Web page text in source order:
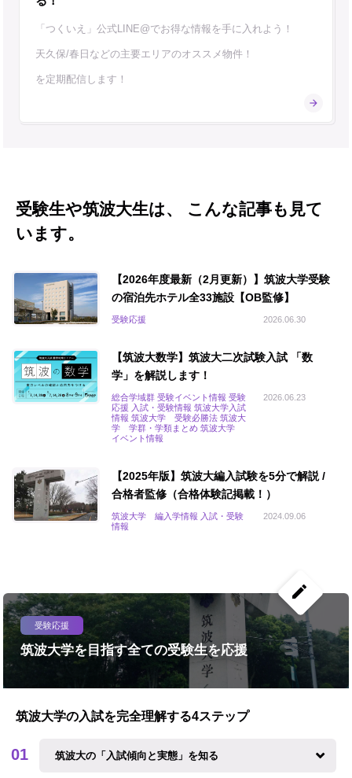
「つくいえ」公式LINE@でお得な情報を手に入れよう！
天久保/春日などの主要エリアのオススメ物件！
を定期配信します！
受験生や筑波大生は、 こんな記事も見て
います。
【2026年度最新（2月更新）】筑波大学受験
の宿泊先ホテル全33施設【OB監修】
2026.06.30
受験応援
【筑波大数学】筑波大二次試験入試 「数
学」を解説します！
2026.06.23
総合学域群 受験イベント情報 受験
応援 入試・受験情報 筑波大学入試
情報 筑波大学 受験必勝法 筑波大
学 学群・学類まとめ 筑波大学
イベント情報
【2025年版】筑波大編入試験を5分で解説 /
合格者監修（合格体験記掲載！）
2024.09.06
筑波大学 編入学情報 入試・受験
情報
create
受験応援
筑波大学を目指す全ての受験生を応援
筑波大学の入試を完全理解する4ステップ
筑波大の「入試傾向と実態」を知る